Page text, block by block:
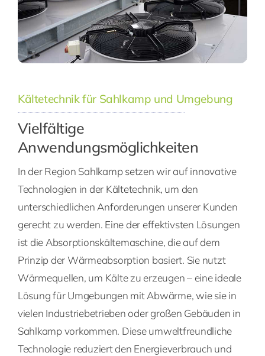
Kältetechnik für Sahlkamp und Umgebung
Vielfältige
Anwendungsmöglichkeiten
In der Region Sahlkamp setzen wir auf innovative
Technologien in der Kältetechnik, um den
unterschiedlichen Anforderungen unserer Kunden
gerecht zu werden. Eine der effektivsten Lösungen
ist die Absorptionskältemaschine, die auf dem
Prinzip der Wärmeabsorption basiert. Sie nutzt
Wärmequellen, um Kälte zu erzeugen – eine ideale
Lösung für Umgebungen mit Abwärme, wie sie in
vielen Industriebetrieben oder großen Gebäuden in
Sahlkamp vorkommen. Diese umweltfreundliche
Technologie reduziert den Energieverbrauch und